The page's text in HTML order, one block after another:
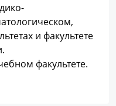
и факультете
факультете.